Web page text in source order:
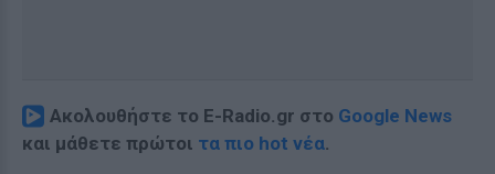
Ακολουθήστε το E-Radio.gr στο Google News
και μάθετε πρώτοι τα πιο hot νέα.